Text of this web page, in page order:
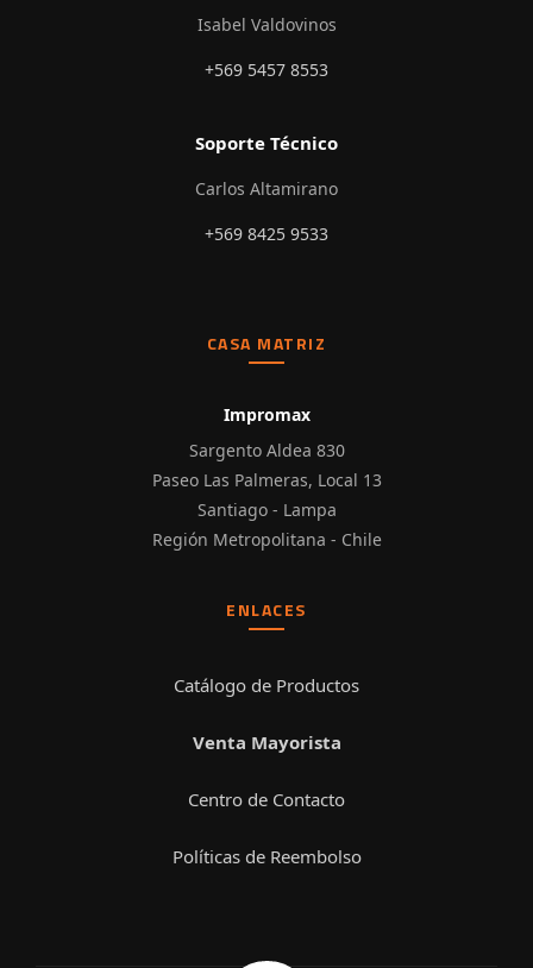
Isabel Valdovinos
+569 5457 8553
Soporte Técnico
Carlos Altamirano
+569 8425 9533
CASA MATRIZ
Impromax
Sargento Aldea 830
Paseo Las Palmeras, Local 13
Santiago - Lampa
Región Metropolitana - Chile
ENLACES
Catálogo de Productos
Venta Mayorista
Centro de Contacto
Políticas de Reembolso